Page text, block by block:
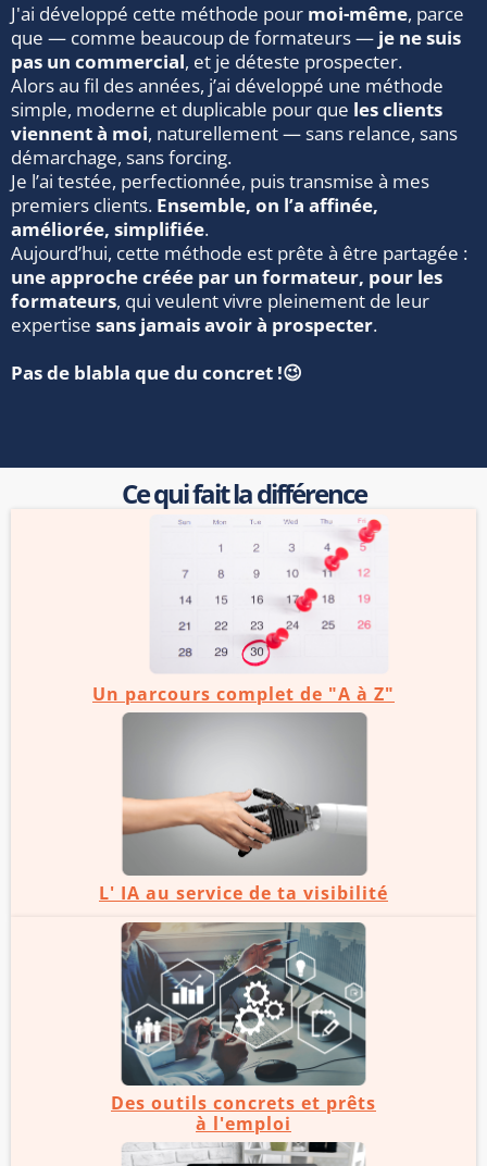
J'ai développé cette méthode pour moi-même, parce
que — comme beaucoup de formateurs — je ne suis
pas un commercial, et je déteste prospecter.
Alors au fil des années, j’ai développé une méthode
simple, moderne et duplicable pour que les clients
viennent à moi, naturellement — sans relance, sans
démarchage, sans forcing.
Je l’ai testée, perfectionnée, puis transmise à mes
premiers clients. Ensemble, on l’a affinée,
améliorée, simplifiée.
Aujourd’hui, cette méthode est prête à être partagée :
une approche créée par un formateur, pour les
formateurs, qui veulent vivre pleinement de leur
expertise sans jamais avoir à prospecter.
Pas de blabla que du concret !😉
Ce qui fait la différence
Un parcours complet de "A à Z"
L' IA au service de ta visibilité
Des outils concrets et prêts
à l'emploi